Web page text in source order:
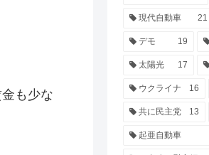
も少な
現代自動車 21
デモ 19
太陽光 17
ウクライナ 16
共に民主党 13
起亜自動車